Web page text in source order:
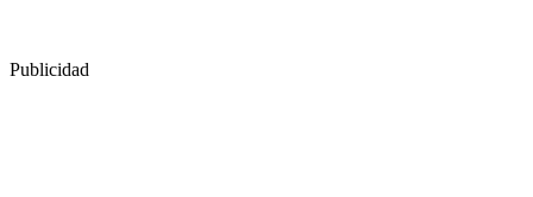
Publicidad